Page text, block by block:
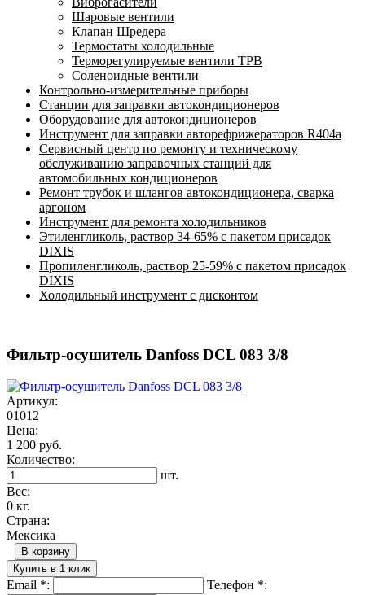
Шаровые вентили
Клапан Шредера
Термостаты холодильные
Терморегулируемые вентили ТРВ
Соленоидные вентили
Контрольно-измерительные приборы
Станции для заправки автокондиционеров
Оборудование для автокондиционеров
Инструмент для заправки авторефрижераторов R404a
Сервисный центр по ремонту и техническому
обслуживанию заправочных станций для
автомобильных кондиционеров
Ремонт трубок и шлангов автокондиционера, сварка
аргоном
Инструмент для ремонта холодильников
Этиленгликоль, раствор 34-65% с пакетом присадок
DIXIS
Пропиленгликоль, раствор 25-59% с пакетом присадок
DIXIS
Холодильный инструмент с дисконтом
Фильтр-осушитель Danfoss DCL 083 3/8
Артикул:
01012
Цена:
1 200 руб.
Количество:
шт.
Вес:
0 кг.
Страна:
Мексика
В корзину
Купить в 1 клик
Email *: Телефон *: